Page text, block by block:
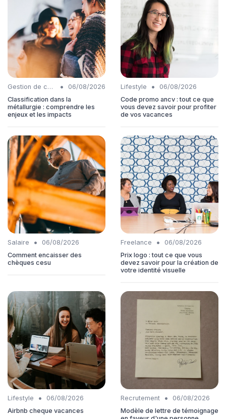
Gestion de carrière •
06/08/2026
Classification dans la
métallurgie : comprendre les
enjeux et les impacts
Lifestyle •
06/08/2026
Code promo ancv : tout ce que
vous devez savoir pour profiter
de vos vacances
Salaire •
06/08/2026
Comment encaisser des
chèques cesu
Freelance •
06/08/2026
Prix logo : tout ce que vous
devez savoir pour la création de
votre identité visuelle
Lifestyle •
06/08/2026
Airbnb cheque vacances
Recrutement •
06/08/2026
Modèle de lettre de témoignage